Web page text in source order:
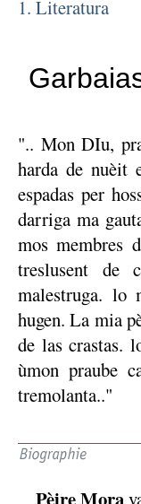
1. Literatura
".. Mon DIu,
harda de nuèit
espadas per
darriga ma
mos membres
treslusent de
malestruga. lo
hugen. La mia
de las crastas.
ùmon praube
tremolanta.."
Pèire Mora